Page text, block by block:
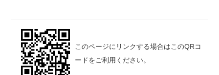
このページにリンクする場合はこのQRコ
ードをご利用ください。